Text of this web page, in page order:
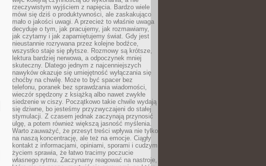
rzeczywistym wyjściem z napięcia. Bardzo wiele
mówi się dziś o produktywności, ale zaskakująco
mało o jakości uwagi. A przecież to właśnie uwaga
decyduje o tym, jak pracujemy, jak rozmawiamy,
jak czytamy i jak zapamiętujemy świat. Gdy jest
nieustannie rozrywana przez kolejne bodźce,
wszystko staje się płytsze. Rozmowy są krótsze,
lektura bardziej nerwowa, a odpoczynek mniej
skuteczny. Dlatego jednym z najcenniejszych
nawyków okazuje się umiejętność wyłączania się
choćby na chwilę. Może to być spacer bez
telefonu, poranek bez sprawdzania wiadomości,
wieczór spędzony z książką albo nawet zwykłe
siedzenie w ciszy. Początkowo takie chwile wydają
się dziwne, bo jesteśmy przyzwyczajeni do stałej
stymulacji. Z czasem jednak zaczynają przynosić
ulgę, a potem również większą jasność myślenia.
Warto zauważyć, że przesyt treści wpływa nie tylko
na naszą koncentrację, ale też na emocje. Ciągły
kontakt z informacjami, opiniami, sporami i cudzym
życiem sprawia, że łatwo tracimy poczucie
własnego rytmu. Zaczynamy reagować na nastroje,